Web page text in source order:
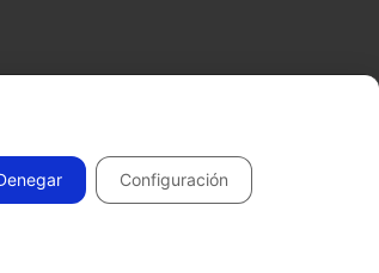
2026.
Configuración